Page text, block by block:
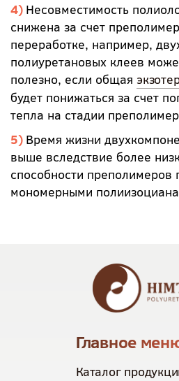
Несовместимость
снижена за счет
переработке, например,
полиуретановых клеев
полезно, если общая
будет понижаться за счет
тепла на стадии
Время жизни
выше вследствие более
способности
мономерными
Главное
Каталог